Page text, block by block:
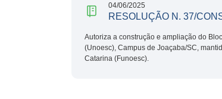
04/06/2025
RESOLUÇÃO N. 37/
Autoriza a construção e ampliação do
(Unoesc), Campus de Joaçaba/SC,
Catarina (Funoesc).